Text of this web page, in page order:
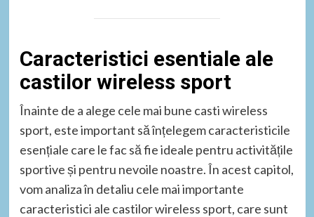
Caracteristici esentiale ale
castilor wireless sport
Înainte de a alege cele mai bune casti wireless
sport, este important să înțelegem caracteristicile
esențiale care le fac să fie ideale pentru activitățile
sportive și pentru nevoile noastre. În acest capitol,
vom analiza în detaliu cele mai importante
caracteristici ale castilor wireless sport, care sunt